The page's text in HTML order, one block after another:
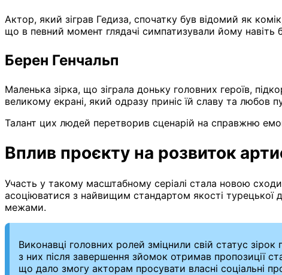
Актор, який зіграв Гедиза, спочатку був відомий як
що в певний момент глядачі симпатизували йому
Берен Генчальп
Маленька зірка, що зіграла доньку головних героїв,
великому екрані, який одразу приніс їй славу та любов
Талант цих людей перетворив сценарій на справжню
Вплив проєкту на розвиток
Участь у такому масштабному серіалі стала новою
асоціюватися з найвищим стандартом якості турецької
межами.
Виконавці головних ролей зміцнили свій статус
з них після завершення зйомок отримав пропозиції
що дало змогу акторам просувати власні соціальні